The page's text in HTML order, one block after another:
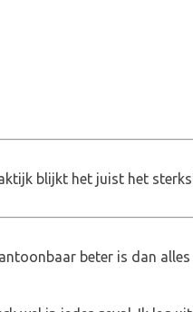
blijkt het juist het
beter is dan